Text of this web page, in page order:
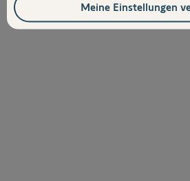
Meine Einstellungen